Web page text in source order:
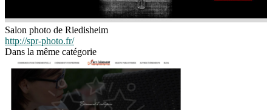
Salon photo de Riedisheim
http://spr-photo.fr/
Dans la même catégorie